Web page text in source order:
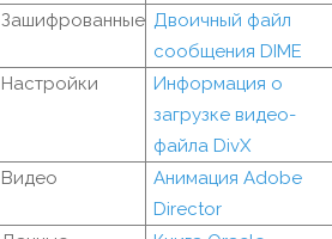
Зашифрованные Двоичный файл
сообщения DIME
Настройки
Информация о
загрузке видео-
файла DivX
Видео
Анимация Adobe
Director